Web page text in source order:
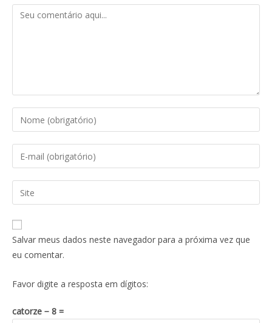
Salvar meus dados neste navegador para a próxima vez que
eu comentar.
Favor digite a resposta em dígitos:
catorze − 8 =